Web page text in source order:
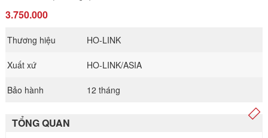
3.750.000
Thương hiệu HO-LINK
Xuất xứ HO-LINK/ASIA
Bảo hành 12 tháng
TỔNG QUAN